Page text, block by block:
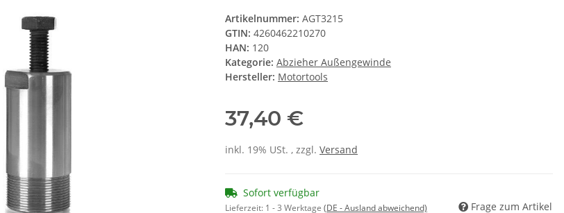
Artikelnummer: AGT3215
GTIN: 4260462210270
HAN: 120
Kategorie: Abzieher Außengewinde
Hersteller: Motortools
37,40 €
inkl. 19% USt. , zzgl. Versand
Sofort verfügbar
Lieferzeit: 1 - 3 Werktage (DE - Ausland abweichend) Frage zum Artikel